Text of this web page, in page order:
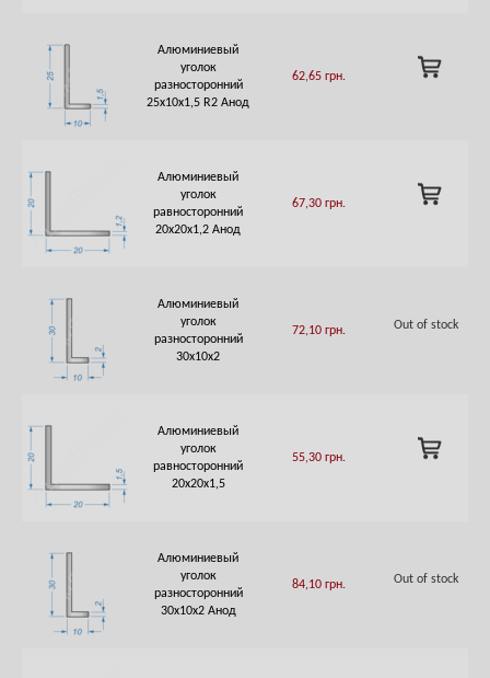
Алюминиевый
уголок
разносторонний
25х10х1,5 R2 Анод
62,65 грн.
ADD
TO
Алюминиевый
уголок
равносторонний
20х20х1,2 Анод
67,30 грн.
ADD
TO
Алюминиевый
уголок
разносторонний
30х10х2
72,10 грн. Out of stock
Алюминиевый
уголок
равносторонний
20х20х1,5
55,30 грн.
ADD
TO
Алюминиевый
уголок
разносторонний
30х10х2 Анод
84,10 грн. Out of stock